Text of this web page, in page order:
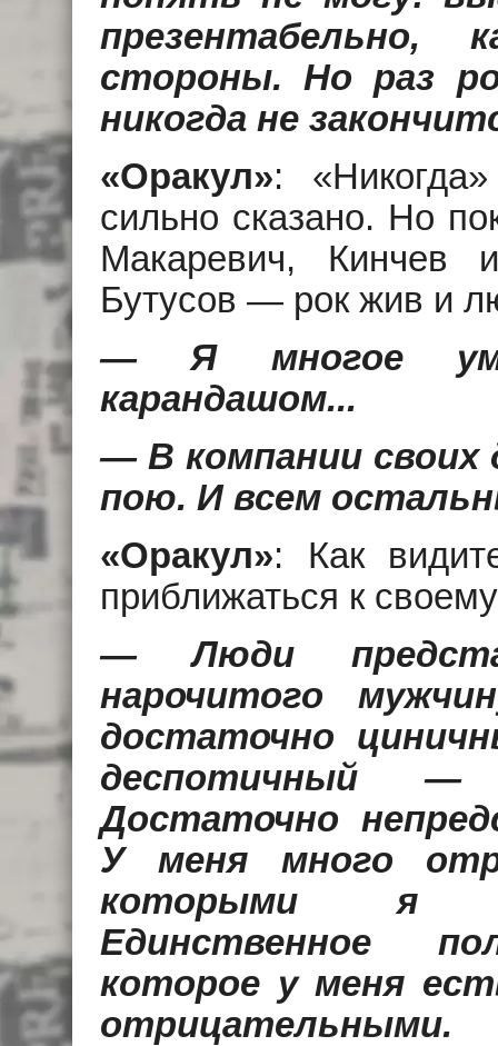
презентабельно,
стороны. Но раз
никогда не
«Оракул»:
сильно сказано. Но
Макаревич, Кинчев
Бутусов — рок жив и
— Я многое
карандашом...
— В компании своих
пою. И всем
«Оракул»: Как
приближаться к
— Люди
нарочитого
достаточно
деспотичный
Достаточно
У меня много
которыми я
Единственное
которое у меня
отрицательными.